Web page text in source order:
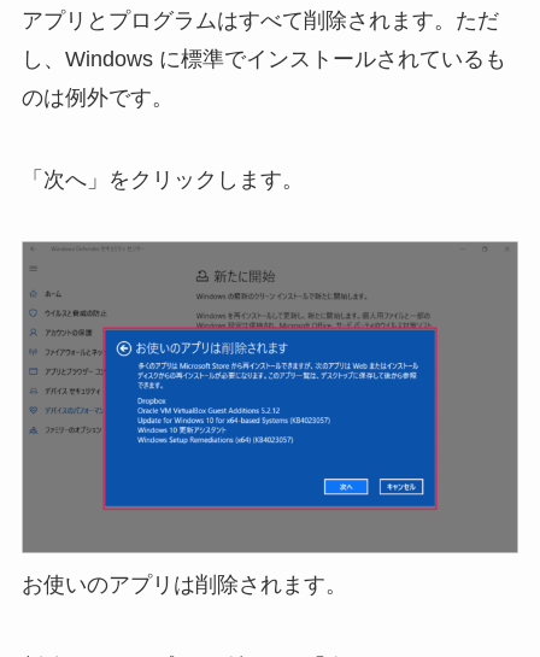
アプリとプログラムはすべて削除されます。ただ
し、Windows に標準でインストールされているも
のは例外です。
「次へ」をクリックします。
お使いのアプリは削除されます。